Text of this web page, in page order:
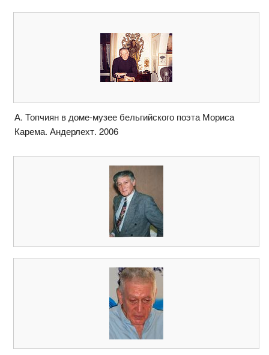
А. Топчиян в доме-музее бельгийского поэта Мориса
Карема. Андерлехт. 2006